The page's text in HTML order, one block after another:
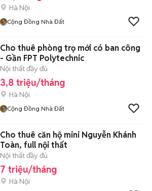
Hà Nội
Cộng Đồng Nhà Đất
Cho thuê phòng trọ mới có ban công
- Gần FPT Polytechnic
Nội thất đầy đủ
3,8 triệu/tháng
Hà Nội
Cộng Đồng Nhà Đất
Cho thuê căn hộ mini Nguyễn Khánh
Toàn, full nội thất
Nội thất đầy đủ
7 triệu/tháng
Hà Nội